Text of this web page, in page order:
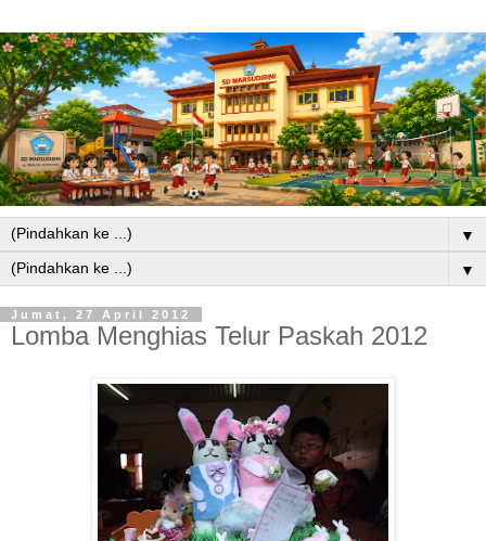
▼
▼
Jumat, 27 April 2012
Lomba Menghias Telur Paskah 2012